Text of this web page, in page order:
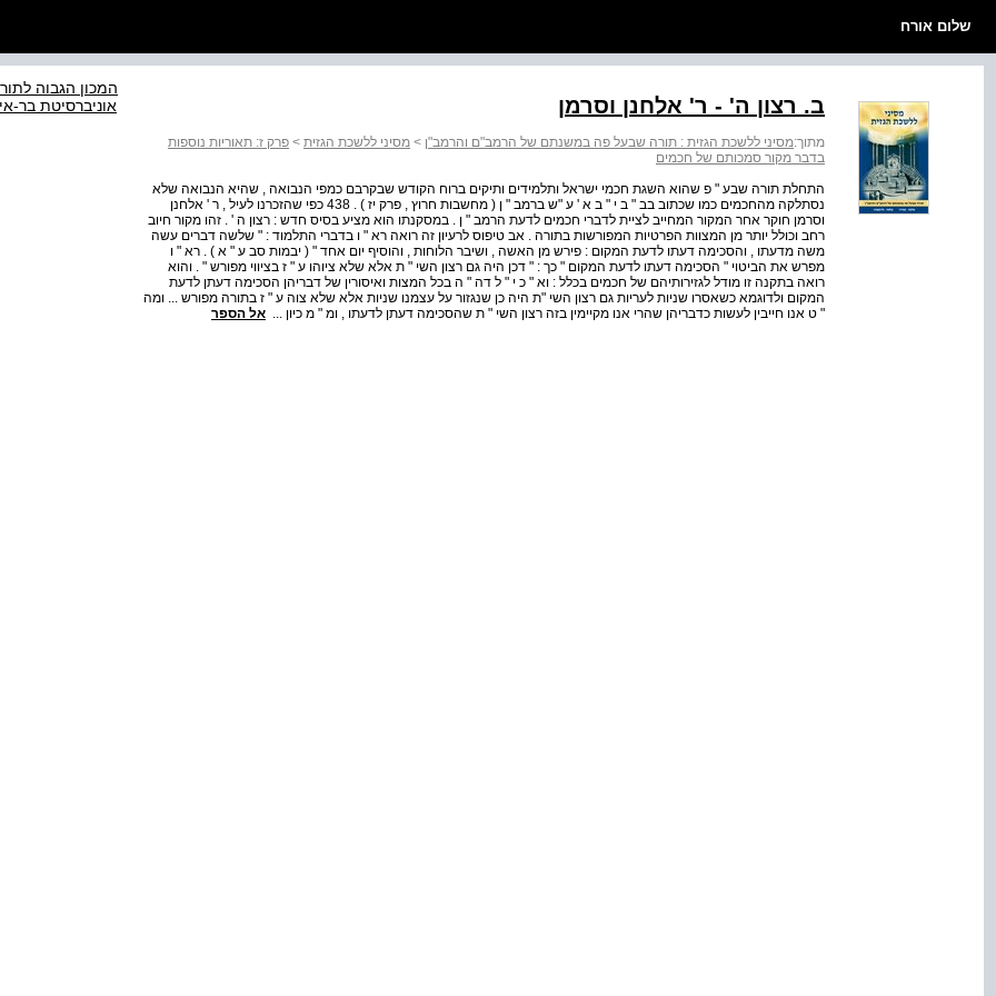
שלום אורח
ב. רצון ה' - ר' אלחנן וסרמן
מתוך:מסיני ללשכת הגזית : תורה שבעל פה במשנתם של הרמב"ם והרמב"ן > מסיני ללשכת הגזית > פרק ז: תאוריות נוספות
בדבר מקור סמכותם של חכמים
התחלת תורה שבע " פ שהוא השגת חכמי ישראל ותלמידים ותיקים ברוח הקודש שבקרבם כמפי הנבואה , שהיא הנבואה שלא
נסתלקה מהחכמים כמו שכתוב בב " ב י " ב א ' ע "ש ברמב " ן ( מחשבות חרוץ , פרק יז ) . 438 כפי שהזכרנו לעיל , ר ' אלחנן
וסרמן חוקר אחר המקור המחייב לציית לדברי חכמים לדעת הרמב " ן . במסקנתו הוא מציע בסיס חדש : רצון ה ' . זהו מקור חיוב
רחב וכולל יותר מן המצוות הפרטיות המפורשות בתורה . אב טיפוס לרעיון זה רואה רא " ו בדברי התלמוד : " שלשה דברים עשה
משה מדעתו , והסכימה דעתו לדעת המקום : פירש מן האשה , ושיבר הלוחות , והוסיף יום אחד " ( יבמות סב ע " א ) . רא " ו
מפרש את הביטוי " הסכימה דעתו לדעת המקום " כך : " דכן היה גם רצון השי " ת אלא שלא ציוהו ע " ז בציווי מפורש " . והוא
רואה בתקנה זו מודל לגזירותיהם של חכמים בכלל : וא " כ י " ל דה " ה בכל המצות ואיסורין של דבריהן הסכימה דעתן לדעת
המקום ולדוגמא כשאסרו שניות לעריות גם רצון השי "ת היה כן שנגזור על עצמנו שניות אלא שלא צוה ע " ז בתורה מפורש ... ומה
" ט אנו חייבין לעשות כדבריהן שהרי אנו מקיימין בזה רצון השי " ת שהסכימה דעתן לדעתו , ומ " מ כיון ... אל הספר
המכון הגבוה
אוניברסיטת בר-